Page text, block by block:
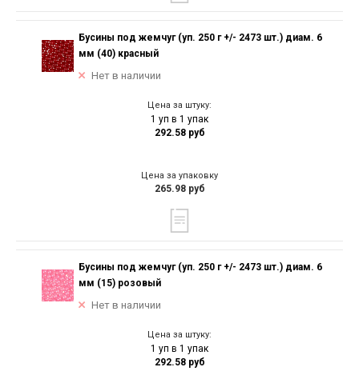
Бусины под жемчуг (уп. 250 г +/- 2473 шт.) диам. 6
мм (40) красный
Нет в наличии
Цена за штуку:
1 уп в 1 упак
292.58 руб
Цена за упаковку
265.98 руб
Бусины под жемчуг (уп. 250 г +/- 2473 шт.) диам. 6
мм (15) розовый
Нет в наличии
Цена за штуку:
1 уп в 1 упак
292.58 руб